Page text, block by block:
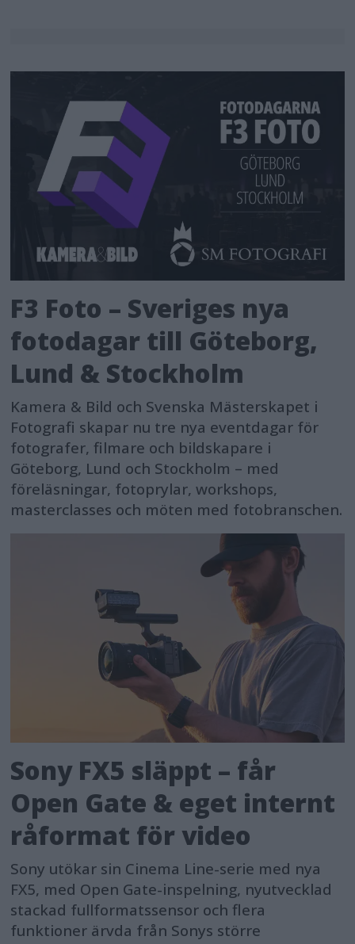
F3 Foto – Sveriges nya
fotodagar till Göteborg,
Lund & Stockholm
Kamera & Bild och Svenska Mästerskapet i
Fotografi skapar nu tre nya eventdagar för
fotografer, filmare och bildskapare i
Göteborg, Lund och Stockholm – med
föreläsningar, fotoprylar, workshops,
masterclasses och möten med fotobranschen.
Sony FX5 släppt – får
Open Gate & eget internt
råformat för video
Sony utökar sin Cinema Line-serie med nya
FX5, med Open Gate-inspelning, nyutvecklad
stackad fullformatssensor och flera
funktioner ärvda från Sonys större